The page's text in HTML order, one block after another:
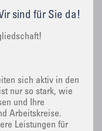
sind für Sie da!
sich aktiv in den
nur so stark, wie
und Ihre
Arbeitskreise.
Leistungen für